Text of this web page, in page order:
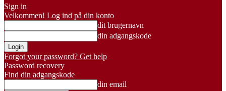
Sign in
Velkommen! Log ind på din konto
dit brugernavn
din adgangskode
Forgot your password? Get help
Password recovery
Find din adgangskode
din email